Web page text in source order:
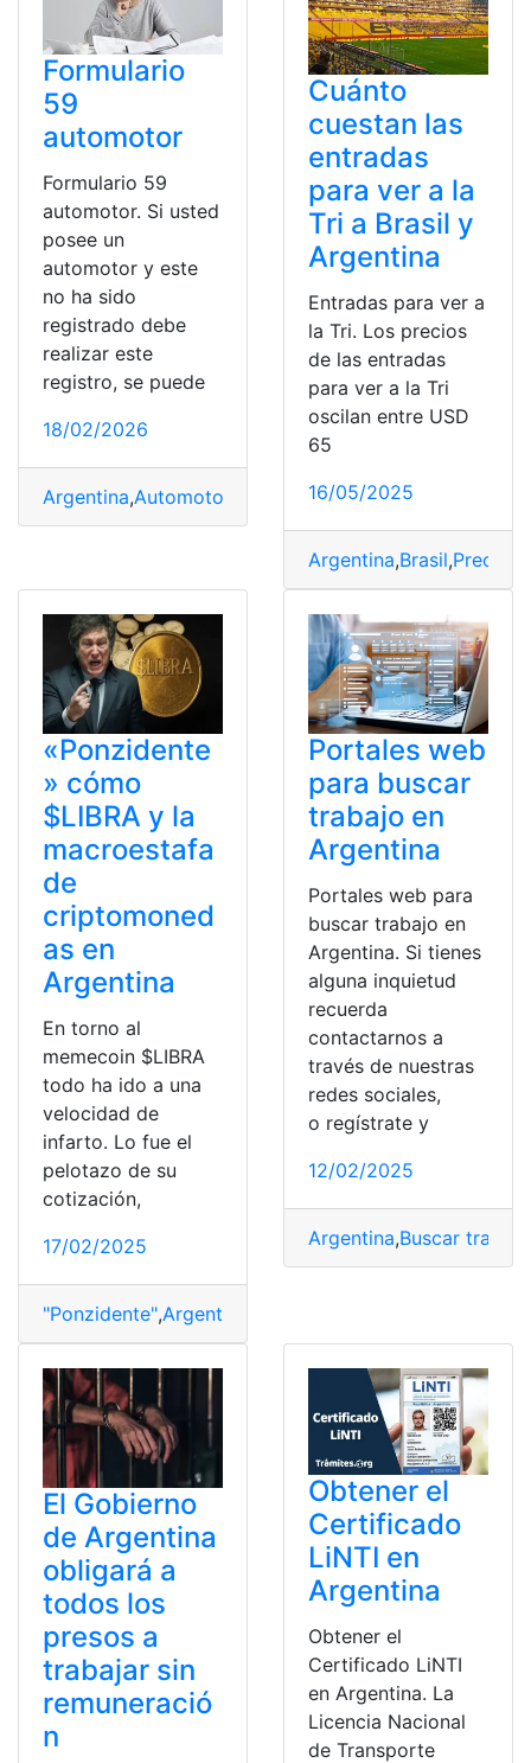
Formulario
59
automotor
Formulario 59
automotor. Si usted
posee un
automotor y este
no ha sido
registrado debe
realizar este
registro, se puede
18/02/2026
Argentina,Automotor certificado,Formulario
Cuánto
cuestan las
entradas
para ver a la
Tri a Brasil y
Argentina
Entradas para ver a
la Tri. Los precios
de las entradas
para ver a la Tri
oscilan entre USD
65
16/05/2025
Argentina,Brasil,Precio
«Ponzidente
» cómo
$LIBRA y la
macroestafa
de
criptomoned
as en
Argentina
En torno al
memecoin $LIBRA
todo ha ido a una
velocidad de
infarto. Lo fue el
pelotazo de su
cotización,
17/02/2025
"Ponzidente",Argentina
Portales web
para buscar
trabajo en
Argentina
Portales web para
buscar trabajo en
Argentina. Si tienes
alguna inquietud
recuerda
contactarnos a
través de nuestras
redes sociales,
o regístrate y
12/02/2025
Argentina,Buscar trabajo
El Gobierno
de Argentina
obligará a
todos los
presos a
trabajar sin
remuneració
n
Obtener el
Certificado
LiNTI en
Argentina
Obtener el
Certificado LiNTI
en Argentina. La
Licencia Nacional
de Transporte